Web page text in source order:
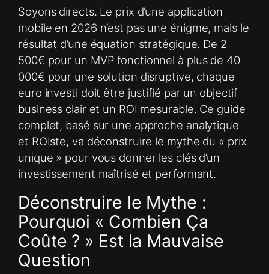
Soyons directs. Le prix d’une application
mobile en 2026 n’est pas une énigme, mais le
résultat d’une équation stratégique. De 2
500€ pour un MVP fonctionnel à plus de 40
000€ pour une solution disruptive, chaque
euro investi doit être justifié par un objectif
business clair et un ROI mesurable. Ce guide
complet, basé sur une approche analytique
et ROIste, va déconstruire le mythe du « prix
unique » pour vous donner les clés d’un
investissement maîtrisé et performant.
Déconstruire le Mythe :
Pourquoi « Combien Ça
Coûte ? » Est la Mauvaise
Question